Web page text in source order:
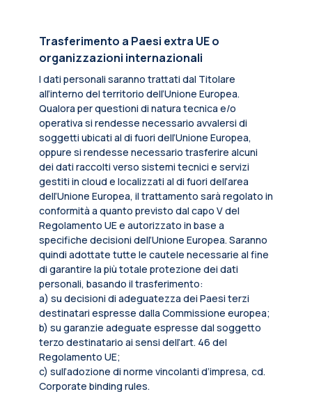
Trasferimento a Paesi extra UE o
organizzazioni internazionali
I dati personali saranno trattati dal Titolare
all’interno del territorio dell’Unione Europea.
Qualora per questioni di natura tecnica e/o
operativa si rendesse necessario avvalersi di
soggetti ubicati al di fuori dell’Unione Europea,
oppure si rendesse necessario trasferire alcuni
dei dati raccolti verso sistemi tecnici e servizi
gestiti in cloud e localizzati al di fuori dell’area
dell’Unione Europea, il trattamento sarà regolato in
conformità a quanto previsto dal capo V del
Regolamento UE e autorizzato in base a
specifiche decisioni dell’Unione Europea. Saranno
quindi adottate tutte le cautele necessarie al fine
di garantire la più totale protezione dei dati
personali, basando il trasferimento:
a) su decisioni di adeguatezza dei Paesi terzi
destinatari espresse dalla Commissione europea;
b) su garanzie adeguate espresse dal soggetto
terzo destinatario ai sensi dell’art. 46 del
Regolamento UE;
c) sull’adozione di norme vincolanti d’impresa, cd.
Corporate binding rules.